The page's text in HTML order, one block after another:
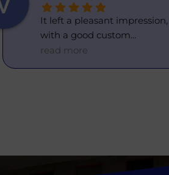
It left a pleasant impression,
with a good custom...
read more